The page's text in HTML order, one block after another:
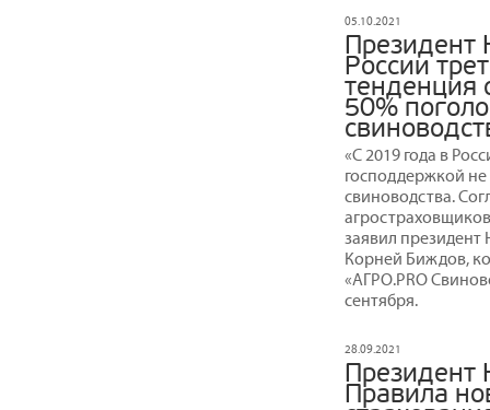
05.10.2021
Президент
России
тенденция
50%
«С 2019 года в
господдержкой
свиноводства.
заявил
Корней Биждов,
«АГРО.PRO
сентября.
28.09.2021
Правила